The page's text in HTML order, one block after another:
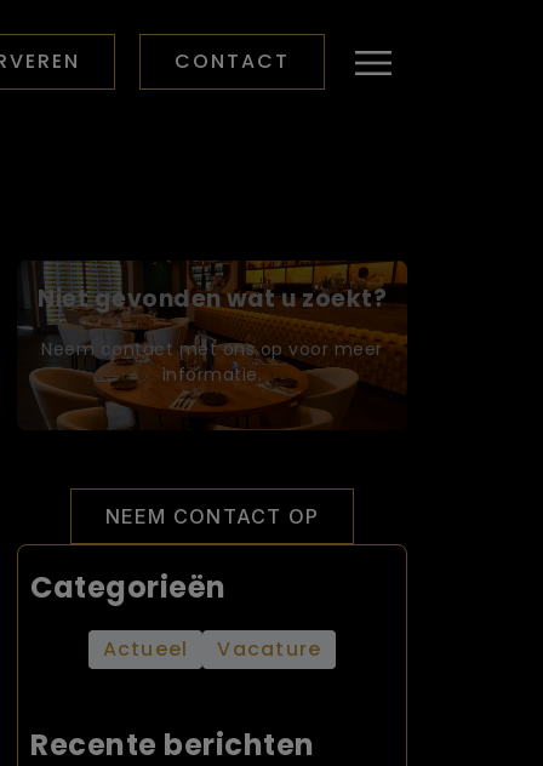
CONTACT
Niet gevonden wat u zoekt?
Neem contact met ons op voor meer
informatie.
NEEM CONTACT OP
Categorieën
Actueel Vacature
Recente berichten